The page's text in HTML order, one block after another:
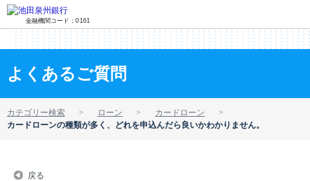
金融機関コード：0161
よくあるご質問
カテゴリー検索 ローン
カードローン
カードローンの種類が多く、どれを申込んだら良いかわかりません。
戻る